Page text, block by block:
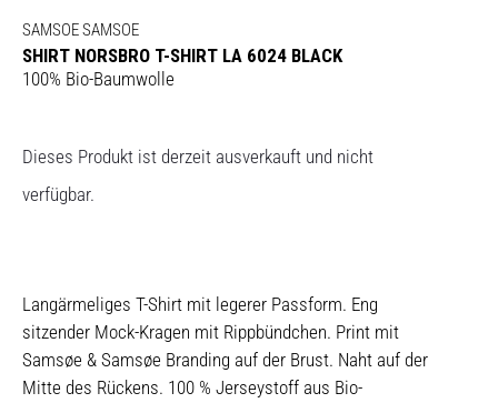
SAMSOE SAMSOE
SHIRT NORSBRO T-SHIRT LA 6024 BLACK
100% Bio-Baumwolle
Dieses Produkt ist derzeit ausverkauft und nicht
verfügbar.
Langärmeliges T-Shirt mit legerer Passform. Eng
sitzender Mock-Kragen mit Rippbündchen. Print mit
Samsøe & Samsøe Branding auf der Brust. Naht auf der
Mitte des Rückens. 100 % Jerseystoff aus Bio-